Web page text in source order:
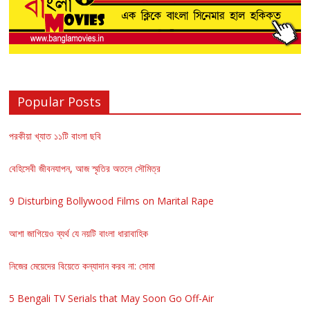
Popular Posts
পরকীয়া খ্যাত ১১টি বাংলা ছবি
বেহিসেবী জীবনযাপন, আজ স্মৃতির অতলে সৌমিত্র
9 Disturbing Bollywood Films on Marital Rape
আশা জাগিয়েও ব্যর্থ যে নয়টি বাংলা ধারাবাহিক
নিজের মেয়েদের বিয়েতে কন্যাদান করব না: সোমা
5 Bengali TV Serials that May Soon Go Off-Air